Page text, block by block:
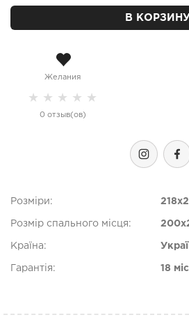
В КОРЗИНУ
Желания
★ ★ ★ ★ ★
0 отзыв(ов)
Розміри:
Розмір спального місця:
Країна:
Гарантія: 18